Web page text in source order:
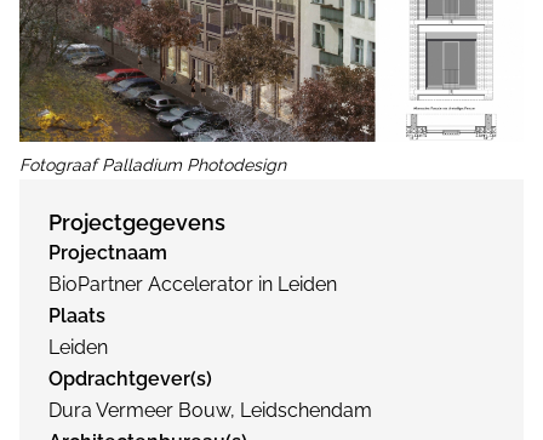
Fotograaf Palladium Photodesign
Projectgegevens
Projectnaam
BioPartner Accelerator in Leiden
Plaats
Leiden
Opdrachtgever(s)
Dura Vermeer Bouw, Leidschendam